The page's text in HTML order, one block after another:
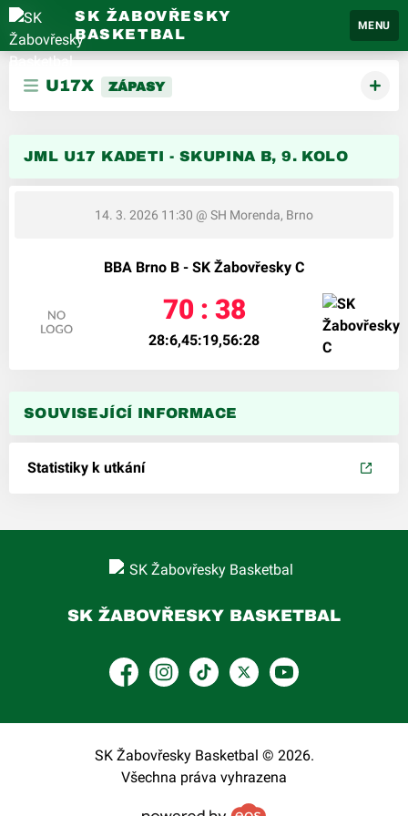
SK ŽABOVŘESKY
BASKETBAL
MENU
U17X ZÁPASY
JML U17 KADETI - SKUPINA B, 9. KOLO
14. 3. 2026 11:30 @ SH Morenda, Brno
BBA Brno B - SK Žabovřesky C
70 : 38
28:6,45:19,56:28
SOUVISEJÍCÍ INFORMACE
Statistiky k utkání
SK ŽABOVŘESKY BASKETBAL
FacebookInstagram
TikTokPlatform X
YouTube
SK Žabovřesky Basketbal © 2026.
Všechna práva vyhrazena